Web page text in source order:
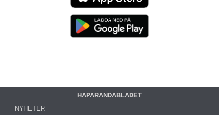
HAPARANDABLADET
NYHETER